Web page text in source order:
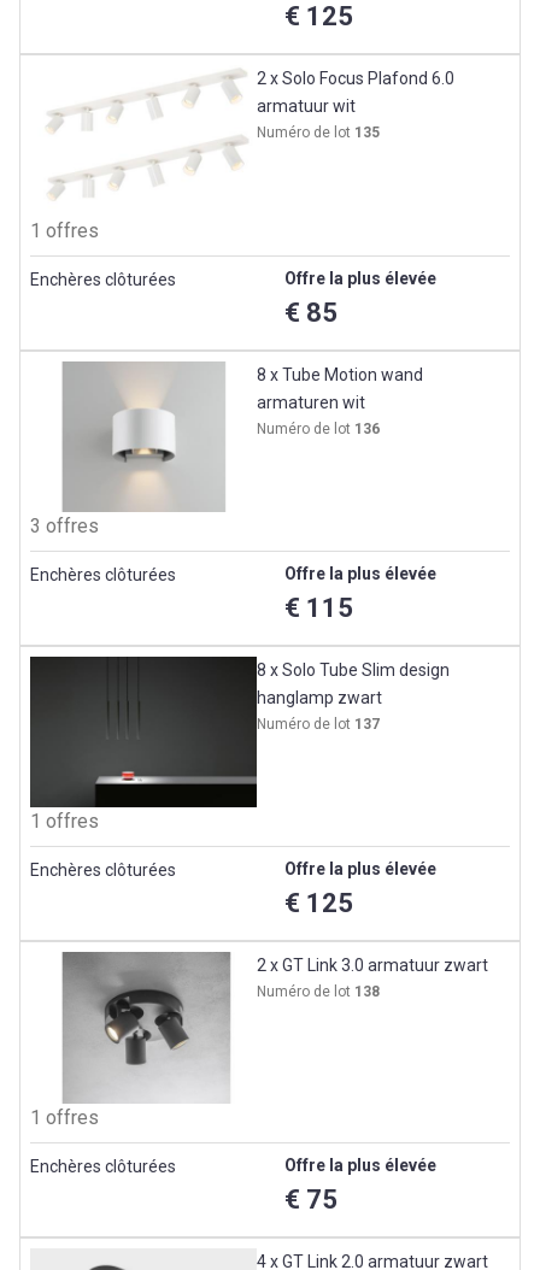
€ 125
2 x Solo Focus Plafond 6.0
armatuur wit
Numéro de lot 135
1 offres
Enchères clôturées Offre la plus élevée
€ 85
8 x Tube Motion wand
armaturen wit
Numéro de lot 136
3 offres
Enchères clôturées Offre la plus élevée
€ 115
8 x Solo Tube Slim design
hanglamp zwart
Numéro de lot 137
1 offres
Enchères clôturées Offre la plus élevée
€ 125
2 x GT Link 3.0 armatuur zwart
Numéro de lot 138
1 offres
Enchères clôturées Offre la plus élevée
€ 75
4 x GT Link 2.0 armatuur zwart